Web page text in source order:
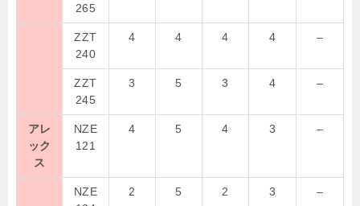
265
ZZT
240
4 4 4 4 –
ZZT
245
3 5 3 4 –
アレ
ック
ス
NZE
121
4 5 4 3 –
NZE
2 5 2 3 –